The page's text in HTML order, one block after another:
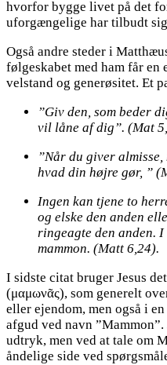
hvorfor bygge livet på det
uforgængelige har tilbudt
Også andre steder i
følgeskabet med ham får
velstand og generøsitet. Et
”Giv den, som beder
vil låne af dig”. (Mat
”Når du giver
hvad din højre gør, ”
Ingen kan tjene to
og elske den anden
ringeagte den anden.
mammon. (Matt 6,24).
I sidste citat bruger Jesus
(μαμωνᾶς), som generelt
eller ejendom, men også i
afgud ved navn
udtryk, men ved at tale om
åndelige side ved